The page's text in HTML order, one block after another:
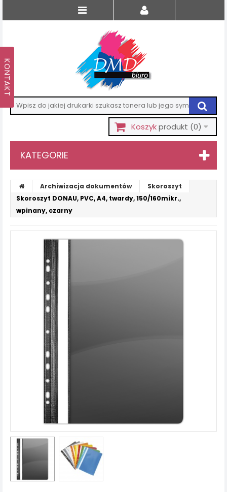
Koszykprodukt (0)
KATEGORIE
Archiwizacja dokumentów
Skoroszyt
Skoroszyt DONAU, PVC, A4, twardy, 150/160mikr.,
wpinany, czarny